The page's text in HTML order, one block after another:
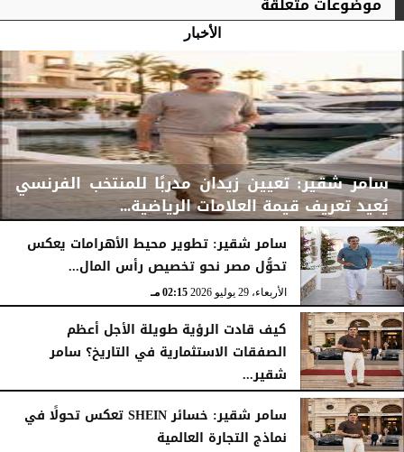
الأخبار
سامر شقير: تعيين زيدان مدربًا للمنتخب الفرنسي
يُعيد تعريف قيمة العلامات الرياضية...
الأربعاء، 29 يوليو 2026 02:25 مـ
سامر شقير: تطوير محيط الأهرامات يعكس
تحوُّل مصر نحو تخصيص رأس المال...
الأربعاء، 29 يوليو 2026 02:15 مـ
كيف قادت الرؤية طويلة الأجل أعظم
الصفقات الاستثمارية في التاريخ؟ سامر
شقير...
الثلاثاء، 28 يوليو 2026 03:49 مـ
سامر شقير: خسائر SHEIN تعكس تحولًا في
نماذج التجارة العالمية